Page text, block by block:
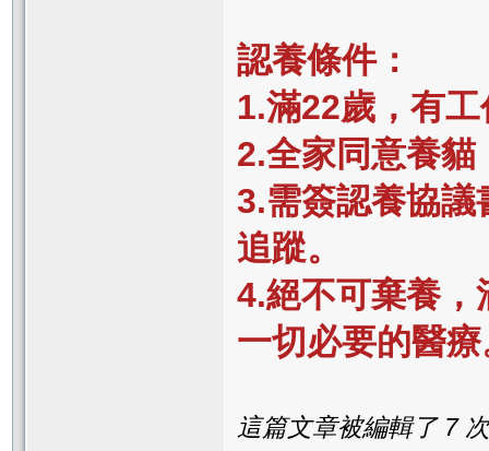
認養條件：
1.滿22歲，有
2.全家同意養
3.需簽認養協議
追蹤。
4.絕不可棄養，
一切必要的醫
這篇文章被編輯了 7